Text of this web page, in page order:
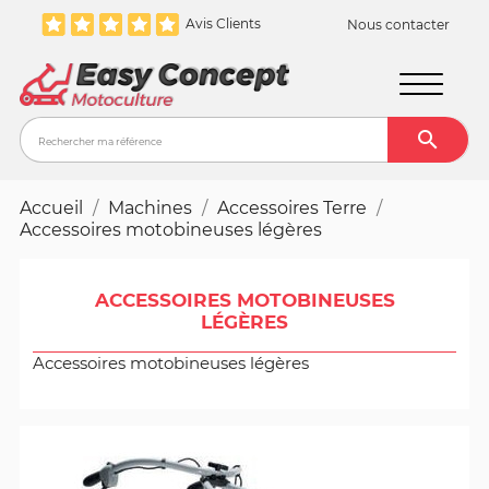
Avis Clients Nous contacter

Accueil Machines
Accessoires Terre
Accessoires motobineuses légères
ACCESSOIRES MOTOBINEUSES
LÉGÈRES
Accessoires motobineuses légères